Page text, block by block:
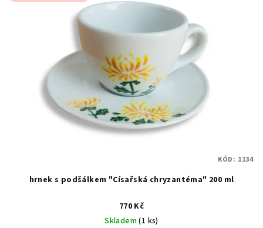
hrnek s podšálkem "Císařská chryzantéma" 200 ml
770 Kč
Skladem(1 ks)
KÓD: 1134